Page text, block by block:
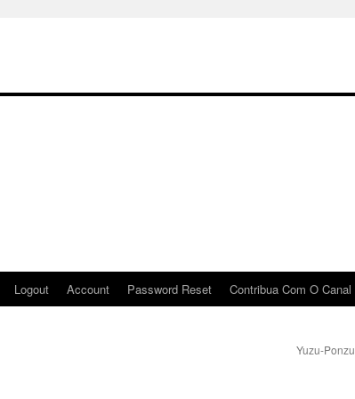
Logout Account Password Reset Contribua Com O Canal
Yuzu-Ponzu